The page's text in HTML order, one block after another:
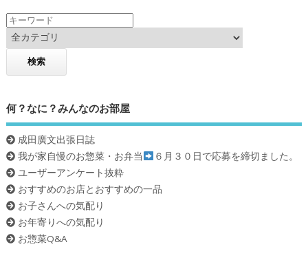
何？なに？みんなのお部屋
成田廣文出張日誌
我が家自慢のお惣菜・お弁当
６月３０日で応募を締切ました。
ユーザーアンケート抜粋
おすすめのお店とおすすめの一品
お子さんへの気配り
お年寄りへの気配り
お惣菜Q&A